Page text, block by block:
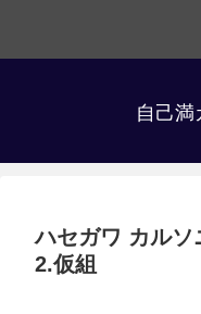
自己満
ハセガワ カルソ
2.仮組